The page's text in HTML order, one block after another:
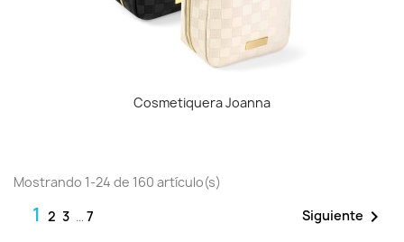
Cosmetiquera Joanna
Mostrando 1-24 de 160 artículo(s)
1 2 3 … 7 Siguiente 